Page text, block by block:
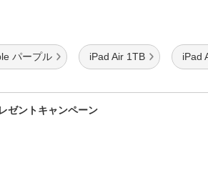
パープル iPad Air 1TB iPad
ゼントキャンペーン